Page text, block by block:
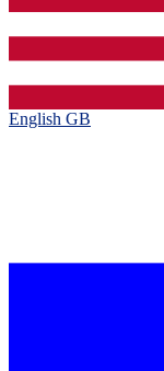
English GB‎